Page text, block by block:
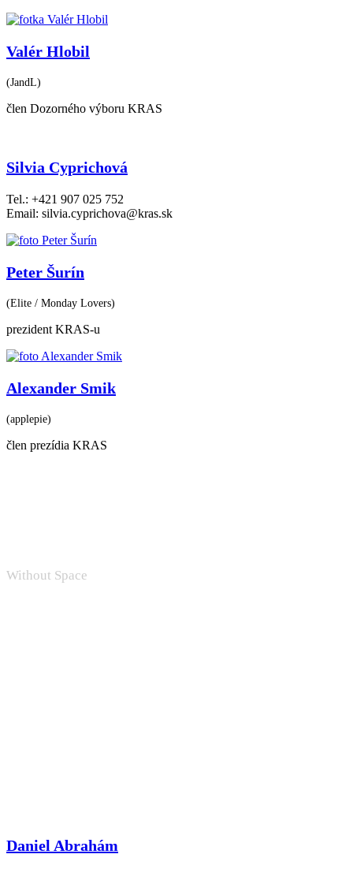
Valér Hlobil
(JandL)
člen Dozorného výboru KRAS
Silvia Cyprichová
Tel.: +421 907 025 752
Email: silvia.cyprichova@kras.sk
Peter Šurín
(Elite / Monday Lovers)
prezident KRAS-u
Alexander Smik
(applepie)
člen prezídia KRAS
Without Space
Daniel Abrahám